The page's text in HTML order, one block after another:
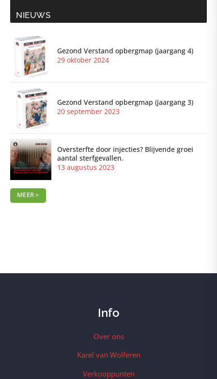
NIEUWS
Gezond Verstand opbergmap (jaargang 4)
29 oktober 2024
Gezond Verstand opbergmap (jaargang 3)
20 september 2023
Oversterfte door injecties? Blijvende groei
aantal sterfgevallen.
13 augustus 2023
MEER >
Info
Over ons
Karel van Wolferen
Verkooppunten